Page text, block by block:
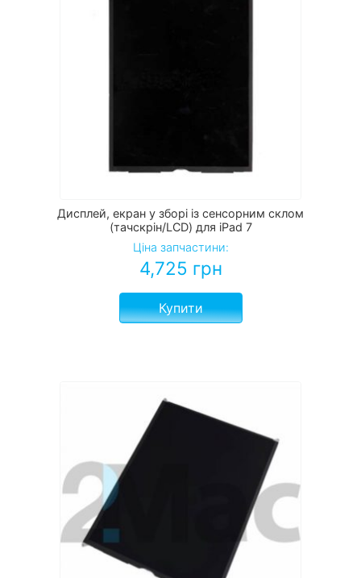
Дисплей, екран у зборі із сенсорним склом
(тачскрін/LCD) для iPad 7
Ціна запчастини:
4,725 грн
Купити